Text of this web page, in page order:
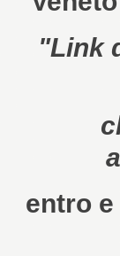
"Link
entro